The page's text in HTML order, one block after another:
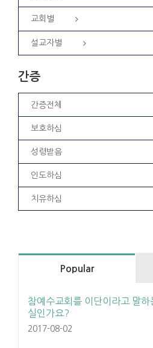
교회별
설교자별
간증
간증전체
보호하심
성령받음
인도하심
치유하심
Popular
참예수교회를 이단이라고 말
실인가요?
2017-08-02